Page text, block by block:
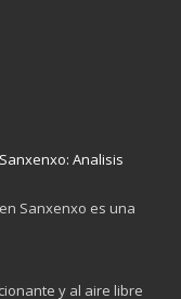
Analisis
Sanxenxo es una
y al aire libre